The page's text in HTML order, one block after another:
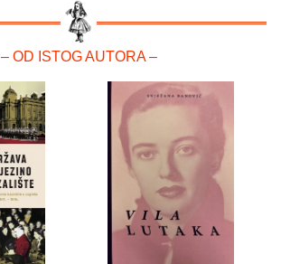
– OD ISTOG AUTORA –